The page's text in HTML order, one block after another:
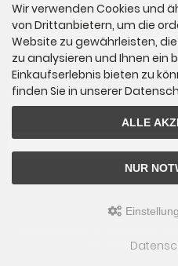
Newsletter-Anmeldung
Der Newsletter kann jederzeit hier oder in
ified eCommerce
Wir verwenden Cookies und
von Drittanbietern, um die
Website zu gewährleisten,
zu analysieren und Ihnen ein
Einkaufserlebnis bieten zu
finden Sie in unserer
ALLE
NUR